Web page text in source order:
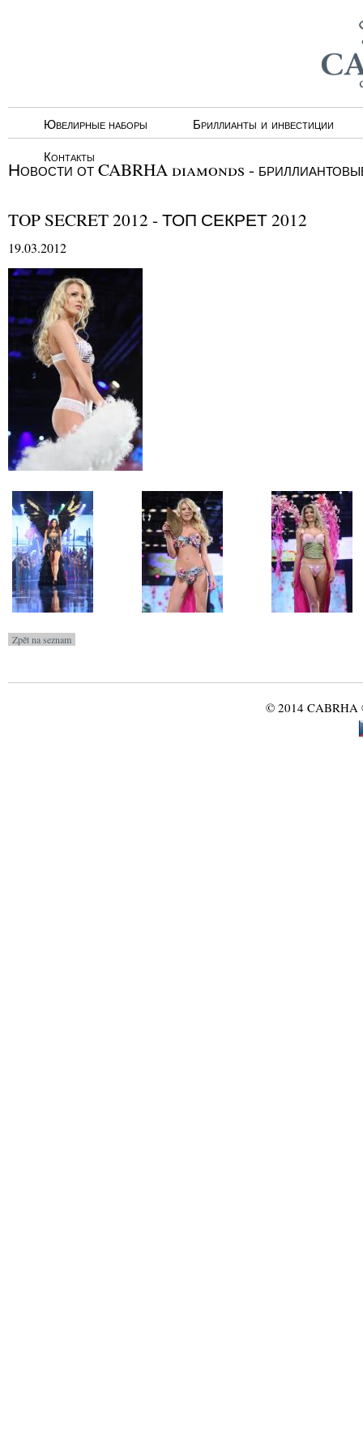
Ювелирные наборы
Бриллианты и инвестиции
Контакты
Новости от CABRHA diamonds -
TOP SECRET 2012 - ТОП СЕКРЕТ 2012
19.03.2012
© 2014 CABRHA